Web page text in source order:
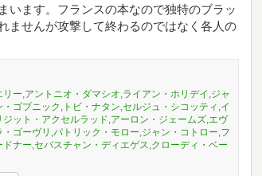
います。フランスの本なので独特のブラッ
ませんが攻撃して終わるのではなく各人の
ー,アントニオ・ダマシオ,ライアン・ホリデイ,ジャ
ゴプニック,トビ・ナタン,セルジュ・シコッティ,イ
ット・アクセルラッド,アーロン・ジェームズ,エヴ
ゴーヴリ,パトリック・モロー,ジャン・コトロー,フ
ナー,セバスチャン・ディエゲス,クローディ・ベー